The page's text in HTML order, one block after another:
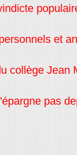
et
collège Jean
pas